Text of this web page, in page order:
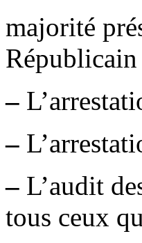
majorité
Républicain
–
–
– L’audit
tous ceux